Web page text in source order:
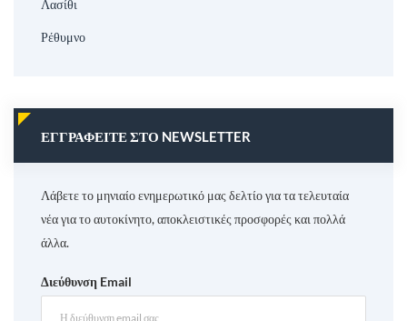
Λασίθι
Ρέθυμνο
ΕΓΓΡΑΦΕΊΤΕ ΣΤΟ NEWSLETTER
Λάβετε το μηνιαίο ενημερωτικό μας δελτίο για τα τελευταία
νέα για το αυτοκίνητο, αποκλειστικές προσφορές και πολλά
άλλα.
Διεύθυνση Email